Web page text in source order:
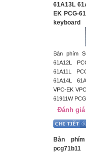
61A13L
EK PCG-
keyboard
Bàn phím
61A12L
61A11L
61A14L
VPC-EK
61911W
Đánh giá
Bàn
pcg71b11